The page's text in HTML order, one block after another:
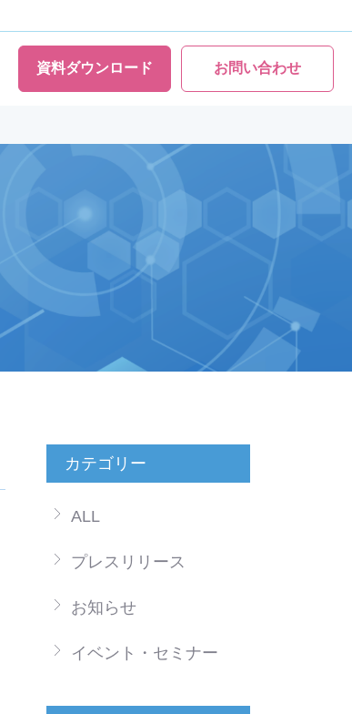
資料ダウンロード お問い合わせ
カテゴリー
ALL
プレスリリース
お知らせ
イベント・セミナー